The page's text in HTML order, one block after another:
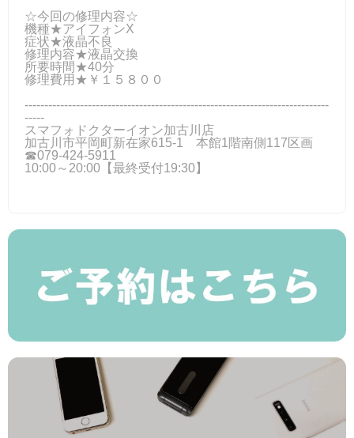
☆今回の修理内容☆
機種★アイフォンX
症状★液晶不良
修理内容★液晶交換
所要時間★40分
修理費用★￥１５８００
-----------------------------------------------------------------------------
-----
スマフォドクターイオン加古川店
加古川市平岡町新在家615-1 本館1階南側117区画
☎079-424‐5911
10:00～20:00【最終受付19:30】